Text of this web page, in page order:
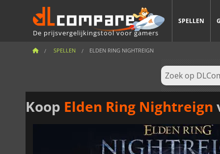
De prijsvergelijkingstool voor gamers
SPELLEN
SPELLEN ELDEN RING NIGHTREIGN
Koop Elden Ring Nightreign